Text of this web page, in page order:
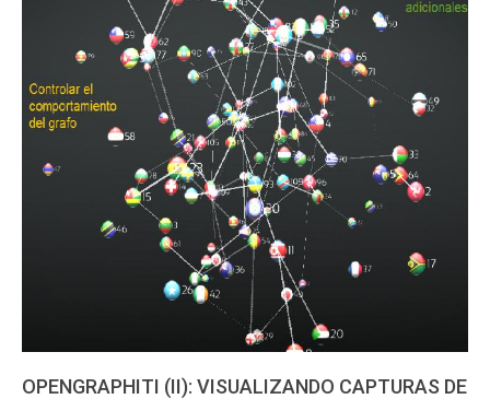
OPENGRAPHITI (II): VISUALIZANDO CAPTURAS DE